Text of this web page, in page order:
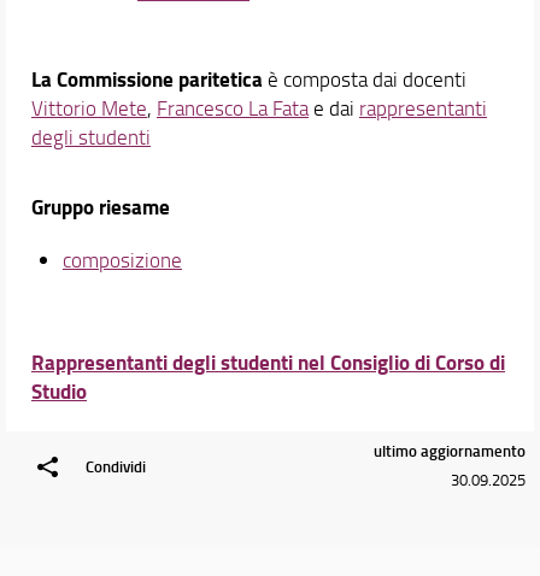
La Commissione paritetica è composta dai docenti
Vittorio Mete, Francesco La Fatae dai rappresentanti
degli studenti
Gruppo riesame
composizione
Rappresentanti degli studenti nel Consiglio di Corso di
Studio
Condividi
ultimo aggiornamento
30.09.2025